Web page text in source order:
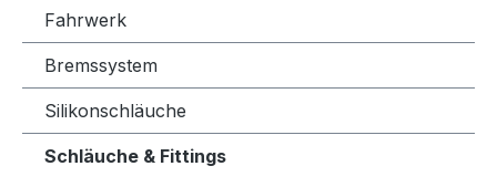
Fahrwerk
Bremssystem
Silikonschläuche
Schläuche & Fittings